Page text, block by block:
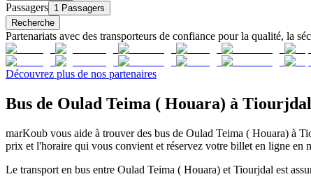
Passagers 1 Passagers
Recherche
Partenariats avec des transporteurs de confiance pour la qualité, la
Découvrez plus de nos partenaires
Bus de Oulad Teima ( Houara) à Tiourjdal
marKoub vous aide à trouver des bus de Oulad Teima ( Houara) à
prix et l'horaire qui vous convient et réservez votre billet en ligne en
Le transport en bus entre Oulad Teima ( Houara) et Tiourjdal est